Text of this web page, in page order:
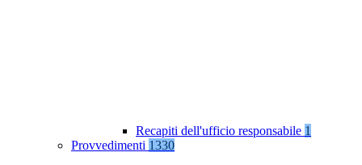
Recapiti dell'ufficio responsabile 1
Provvedimenti 1330